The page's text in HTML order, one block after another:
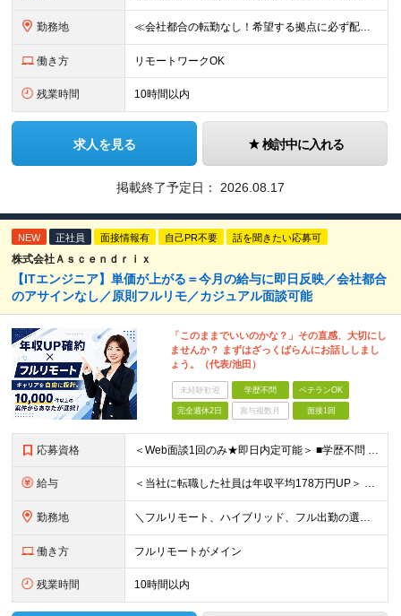
勤務地 ≪会社都合の転勤なし！希望する拠点に必ず配属します。新潟Uターン・Iターン大歓迎！≫ 首都圏(東京、神奈川、千葉、埼玉)または新潟市、長岡市周辺のお客様先または各拠点での勤務となります。 ■東京支社
働き方 リモートワークOK
残業時間 10時間以内
求人を見る 検討中に入れる
掲載終了予定日： 2026.08.17
NEW 正社員 面接情報有 自己PR不要 話を聞きたい応募可
株式会社Ａｓｃｅｎｄｒｉｘ
【ITエンジニア】単価が上がる＝今月の給与に即日反映／会社都合
のアサインなし／原則フルリモ／カジュアル面談可能
「このままでいいのかな？」その直感、大切にし
ませんか？ まずはざっくばらんにお話ししまし
ょう。（代表/池田）
未経験歓迎 学歴不問 ベテランOK
完全週休2日 賞与複数月 面接1回
応募資格 ＜Web面談1回のみ★即日内定可能＞ ■学歴不問 ■エンジニアとしての実務経験1年以上 （開発・インフラ・技術・工程など不問）
給与 ＜当社に転職した社員は年収平均178万円UP＞ 月給45万円～120万円＋賞与＋各手当 ※経験・能力などを考慮の上、決定します ※案件の契約内容（月単金など）や昇給、賞与額はすべてシステム上で開示し
勤務地 ＼フルリモート、ハイブリッド、フル出勤の選択可＆帰社日なし／ 【下記エリアを中心とするクライアント先または自宅にて勤務】 ■首都圏：東京・埼玉・千葉・神奈川 ■関西：大阪・兵庫・京都・滋賀・奈良・和
働き方 フルリモートがメイン
残業時間 10時間以内